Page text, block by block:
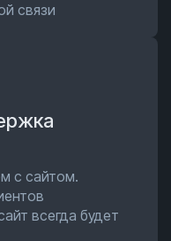
связи
с сайтом.
всегда будет